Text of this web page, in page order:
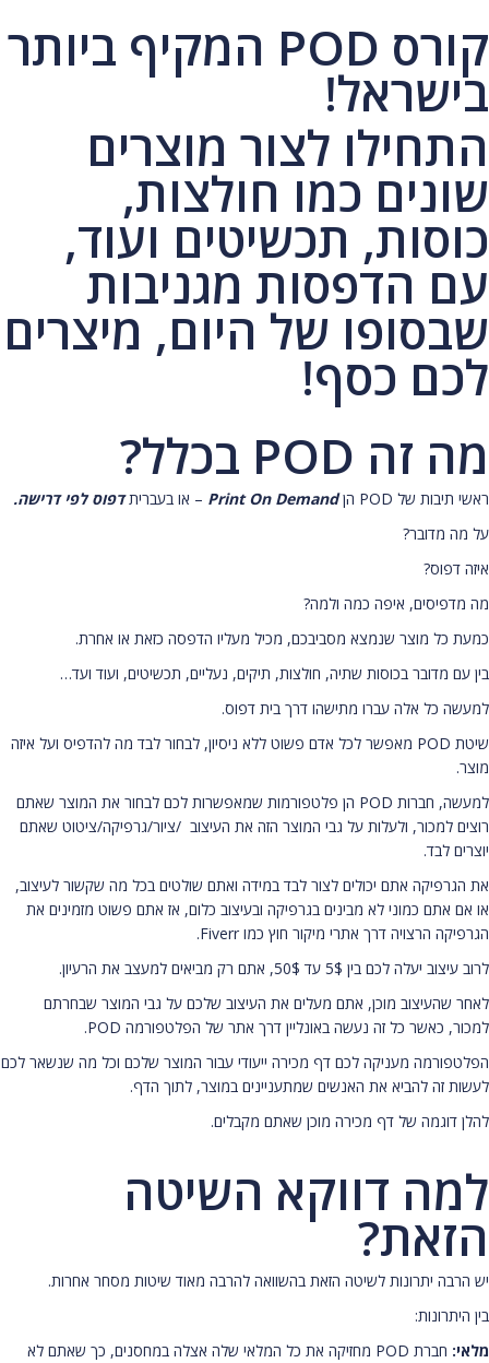
קורס POD המקיף ביותר
בישראל!
התחילו לצור מוצרים
שונים כמו חולצות,
כוסות, תכשיטים ועוד,
עם הדפסות מגניבות
שבסופו של היום, מיצרים
לכם כסף!
מה זה POD בכלל?
ראשי תיבות של POD הן Print On Demand – או בעבריתדפוס לפי דרישה.
על מה מדובר?
איזה דפוס?
מה מדפיסים, איפה כמה ולמה?
כמעת כל מוצר שנמצא מסביבכם, מכיל מעליו הדפסה כזאת או אחרת.
בין עם מדובר בכוסות שתיה, חולצות, תיקים, נעליים, תכשיטים, ועוד ועד…
למעשה כל אלה עברו מתישהו דרך בית דפוס.
שיטת POD מאפשר לכל אדם פשוט ללא ניסיון, לבחור לבד מה להדפיס ועל איזה
מוצר.
למעשה, חברות POD הן פלטפורמות שמאפשרות לכם לבחור את המוצר שאתם
רוצים למכור, ולעלות על גבי המוצר הזה את העיצוב /ציור/גרפיקה/ציטוט שאתם
יוצרים לבד.
את הגרפיקה אתם יכולים לצור לבד במידה ואתם שולטים בכל מה שקשור לעיצוב,
או אם אתם כמוני לא מבינים בגרפיקה ובעיצוב כלום, אז אתם פשוט מזמינים את
הגרפיקה הרצויה דרך אתרי מיקור חוץ כמו Fiverr.
לרוב עיצוב יעלה לכם בין 5$ עד 50$, אתם רק מביאים למעצב את הרעיון.
לאחר שהעיצוב מוכן, אתם מעלים את העיצוב שלכם על גבי המוצר שבחרתם
למכור, כאשר כל זה נעשה באונליין דרך אתר של הפלטפורמה POD.
הפלטפורמה מעניקה לכם דף מכירה ייעודי עבור המוצר שלכם וכל מה שנשאר לכם
לעשות זה להביא את האנשים שמתעניינים במוצר, לתוך הדף.
להלן דוגמה של דף מכירה מוכן שאתם מקבלים.
למה דווקא השיטה
הזאת?
יש הרבה יתרונות לשיטה הזאת בהשוואה להרבה מאוד שיטות מסחר אחרות.
בין היתרונות:
מלאי:
חברת POD מחזיקה את כל המלאי שלה אצלה במחסנים, כך שאתם לא